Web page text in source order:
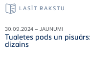
LASĪT RAKSTU
30.09.2024 – JAUNUMI
Tualetes pods un
dizains